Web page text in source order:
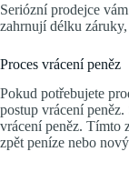
Seriózní prodejce
zahrnují délku
Proces vrácení peněz
Pokud potřebujete
postup vrácení
vrácení peněz. Tímto
zpět peníze nebo